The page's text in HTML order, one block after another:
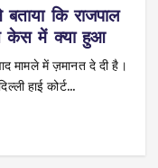
कि राजपाल
केस में क्या हुआ
मामले में ज़मानत दे दी है।
हाई कोर्ट…